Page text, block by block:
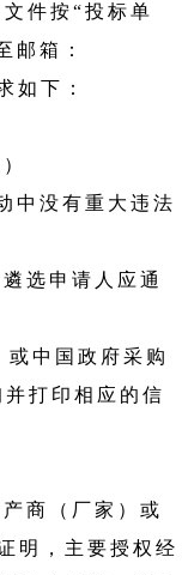
件按“投标单
邮箱：
如下：
中没有重大违法
选申请人应通
或中国政府采购
并打印相应的信
商（厂家）或
明，主要授权经